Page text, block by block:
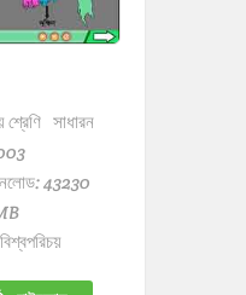
শ্রেণি সাধারন
43230